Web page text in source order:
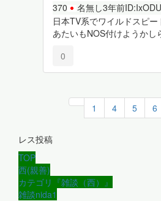
370 名無し3年前
日本TV系でワイルドスピ
あたいもNOS付けようかし
0
1 4 5 6
レス投稿
TOP
西(親善)
カテゴリ『雑談（西）』
雑談nida1